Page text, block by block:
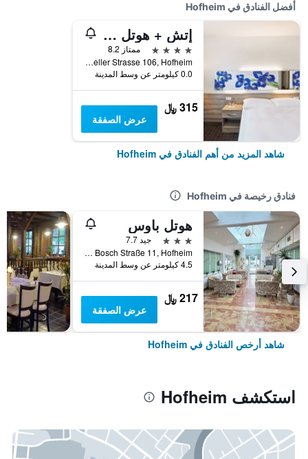
أفضل الفنادق في Hofheim
إتش + هوتل فرانكفورت إيربورت ويست
4 نجوم
ممتاز 8.2
Casteller Strasse 106, Hofheim, هسه, ألمانيا
0.0 كيلومتر عن وسط المدينة
315 ﷼
عرض الصفقة
شاهد المزيد من أهم الفنادق في Hofheim
فنادق رخيصة في Hofheim
هوتل باوس
3 نجوم
جيد 7.7
Robert Bosch Straße 11, Hofheim, هسه, ألمانيا
4.5 كيلومتر عن وسط المدينة
217 ﷼
عرض الصفقة
شاهد أرخص الفنادق في Hofheim
استكشف Hofheim